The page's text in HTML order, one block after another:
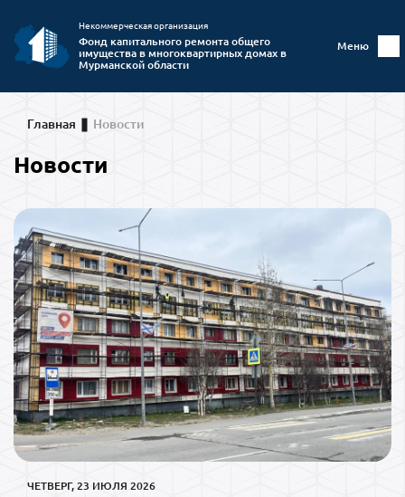
Некоммерческая организация
Фонд капитального ремонта общего
имущества в многоквартирных домах в
Мурманской области
Меню
Главная Новости
Новости
ЧЕТВЕРГ, 23 ИЮЛЯ 2026